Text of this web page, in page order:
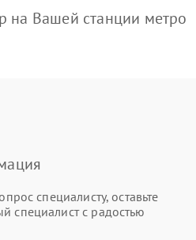
на Вашей станции метро
специалисту, оставьте
специалист с радостью